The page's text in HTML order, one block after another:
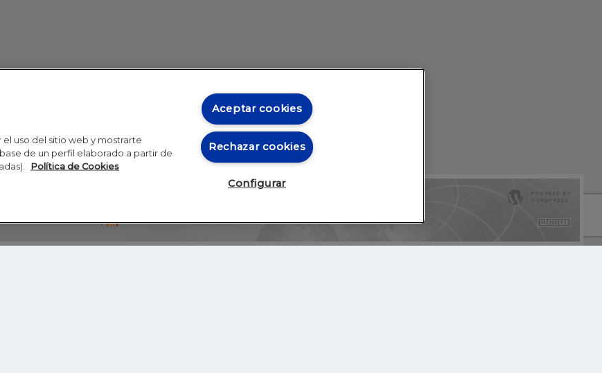
Inicio RSS
uso del sitio web y mostrarte
de un perfil elaborado a partir de
Política de Cookies
Aceptar cookies
Rechazar cookies
Configurar